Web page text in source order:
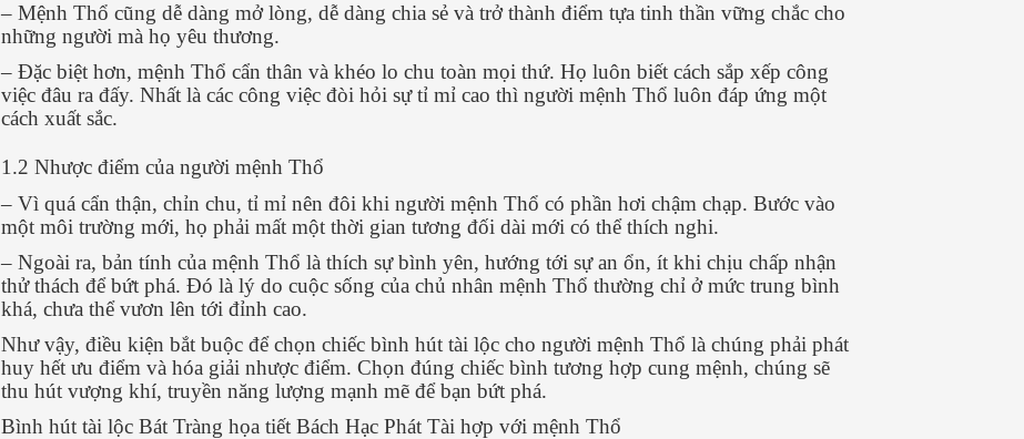
– Mệnh Thổ cũng dễ dàng mở lòng, dễ dàng chia sẻ và trở thành điểm tựa tinh thần vững chắc cho
những người mà họ yêu thương.
– Đặc biệt hơn, mệnh Thổ cẩn thân và khéo lo chu toàn mọi thứ. Họ luôn biết cách sắp xếp công
việc đâu ra đấy. Nhất là các công việc đòi hỏi sự tỉ mỉ cao thì người mệnh Thổ luôn đáp ứng một
cách xuất sắc.
1.2 Nhược điểm của người mệnh Thổ
– Vì quá cẩn thận, chỉn chu, tỉ mỉ nên đôi khi người mệnh Thổ có phần hơi chậm chạp. Bước vào
một môi trường mới, họ phải mất một thời gian tương đối dài mới có thể thích nghi.
– Ngoài ra, bản tính của mệnh Thổ là thích sự bình yên, hướng tới sự an ổn, ít khi chịu chấp nhận
thử thách để bứt phá. Đó là lý do cuộc sống của chủ nhân mệnh Thổ thường chỉ ở mức trung bình
khá, chưa thể vươn lên tới đỉnh cao.
Như vậy, điều kiện bắt buộc để chọn chiếc bình hút tài lộc cho người mệnh Thổ là chúng phải phát
huy hết ưu điểm và hóa giải nhược điểm. Chọn đúng chiếc bình tương hợp cung mệnh, chúng sẽ
thu hút vượng khí, truyền năng lượng mạnh mẽ để bạn bứt phá.
Bình hút tài lộc Bát Tràng họa tiết Bách Hạc Phát Tài hợp với mệnh Thổ